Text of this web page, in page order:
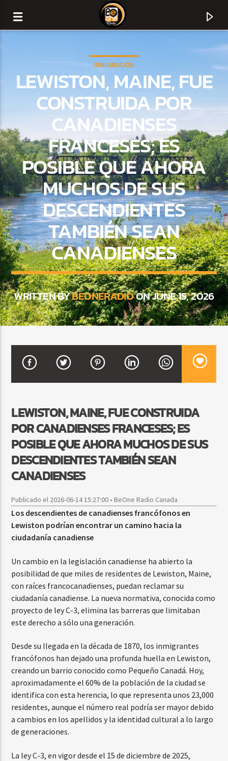
CURRENT TRACK
TITLE
ARTIST
CURRENT SHOW
VIBRAS TROPICALES
2:00 AM 4:00 AM
Beone Radio
INMIGRACIÓN
LEWISTON, MAINE, FUE
CONSTRUIDA POR
CANADIENSES
FRANCESES; ES
POSIBLE QUE AHORA
MUCHOS DE SUS
DESCENDIENTES
TAMBIÉN SEAN
CANADIENSES
WRITTEN BYBEONERADIOON JUNE 15, 2026
LEWISTON, MAINE, FUE CONSTRUIDA
POR CANADIENSES FRANCESES; ES
POSIBLE QUE AHORA MUCHOS DE SUS
DESCENDIENTES TAMBIÉN SEAN
CANADIENSES
Publicado el 2026-06-14 15:27:00 • BeOne Radio Canada
Los descendientes de canadienses francófonos en
Lewiston podrían encontrar un camino hacia la
ciudadanía canadiense
Un cambio en la legislación canadiense ha abierto la
posibilidad de que miles de residentes de Lewiston, Maine,
con raíces francocanadienses, puedan reclamar su
ciudadanía canadiense. La nueva normativa, conocida como
proyecto de ley C-3, elimina las barreras que limitaban
este derecho a sólo una generación.
Desde su llegada en la década de 1870, los inmigrantes
francófonos han dejado una profunda huella en Lewiston,
creando un barrio conocido como Pequeño Canadá. Hoy,
aproximadamente el 60% de la población de la ciudad se
identifica con esta herencia, lo que representa unos 23,000
residentes, aunque el número real podría ser mayor debido
a cambios en los apellidos y la identidad cultural a lo largo
de generaciones.
La ley C-3, en vigor desde el 15 de diciembre de 2025,